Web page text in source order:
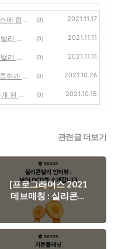
프로그래머스 데브매칭을 통해 이벤터스에 합류하게 된 준혁님 이야기 (0) 2021.11.17
[프로그래머스 2021 데브매칭 : 실리콘밸리 인터뷰] 실리콘밸리에서 한국을 빛내고 있는 기업, MOLOCO 을 소개합니다. (0) 2021.11.11
[프로그래머스 2021 데브매칭 : 실리콘밸리 인터뷰] 실리콘밸리에서 한국을 빛내고 있는 기업, XL8을 소개합니다. (0) 2021.11.11
프로그래머스를 통해 키튼플래닛에 합류하게 된 영완님 이야기 (0) 2021.10.26
프로그래머스를 통해 카페24에 합류하게 된 현국님 이야기 (0) 2021.10.15
관련글 더보기
[프로그래머스 2021
데브매칭 : 실리콘밸
리 인터뷰] 실리콘밸
리에서 한국을 빛내고
있는 기업, MOLOCO
을 소개합니다.